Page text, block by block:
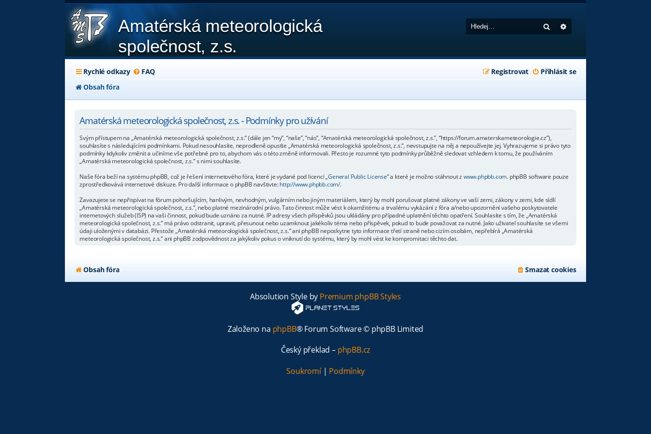
Amatérská meteorologická
společnost, z.s.
Hledat
Rychlé odkazy FAQ Přihlásit se
Registrovat
Obsah fóra
Amatérská meteorologická společnost, z.s. - Podmínky pro užívání
Svým přístupem na „Amatérská meteorologická společnost, z.s.“ (dále jen “my”, “naše”, “nás”, “Amatérská meteorologická společnost, z.s.”, “https://forum.amaterskameteorologie.cz”),
souhlasíte s následujícími podmínkami. Pokud nesouhlasíte, neprodleně opusťte „Amatérská meteorologická společnost, z.s.“, nevstupujte na něj a nepoužívejte jej. Vyhrazujeme si právo tyto
podmínky kdykoliv změnit a učiníme vše potřebné pro to, abychom vás o této změně informovali. Přesto je rozumné tyto podmínky průběžně sledovat vzhledem k tomu, že používáním
„Amatérská meteorologická společnost, z.s.“ s nimi souhlasíte.
Naše fóra beží na systému phpBB, což je řešení internetového fóra, které je vydané pod licencí „General Public License“ a které je možno stáhnout z www.phpbb.com. phpBB software pouze
zprostředkovává internetové diskuze. Pro další informace o phpBB navštivte:http://www.phpbb.com/.
Zavazujete se nepřispívat na fórum pohoršujícím, hanlivým, nevhodným, vulgárním nebo jiným materiálem, který by mohl porušovat platné zákony ve vaší zemi, zákony v zemi, kde sídlí
„Amatérská meteorologická společnost, z.s.“, nebo platné mezinárodní právo. Tato činnost může vést k okamžitému a trvalému vykázání z fóra a/nebo upozornění vašeho poskytovatele
internetových služeb (ISP) na vaši činnost, pokud bude uznáno za nutné. IP adresy všech příspěvků jsou ukládány pro případné uplatnění těchto opatření. Souhlasíte s tím, že „Amatérská
meteorologická společnost, z.s.“ má právo odstranit, upravit, přesunout nebo uzamknout jakékoliv téma nebo příspěvek, pokud to bude považovat za nutné. Jako uživatel souhlasíte se všemi
údaji uloženými v databázi. Přestože „Amatérská meteorologická společnost, z.s.“ ani phpBB neposkytne tyto informace třetí straně nebo cizím osobám, nepřebírá „Amatérská
meteorologická společnost, z.s.“ ani phpBB zodpovědnost za jakýkoliv pokus o vniknutí do systému, který by mohl vést ke kompromitaci těchto dat.
Obsah fóra Smazat cookies
Absolution Style by Premium phpBB Styles
Založeno na phpBB® Forum Software © phpBB Limited
Český překlad – phpBB.cz
Soukromí| Podmínky